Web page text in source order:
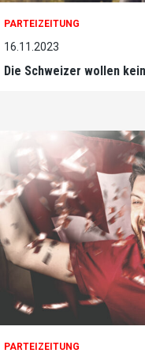
PARTEIZEITUNG
16.11.2023
Die Schweizer wollen
PARTEIZEITUNG